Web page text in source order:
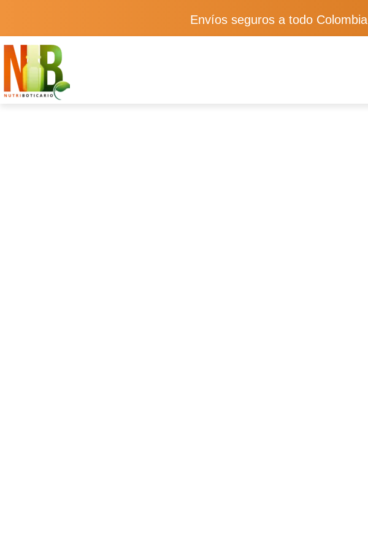
Envíos seguros a todo Colombia